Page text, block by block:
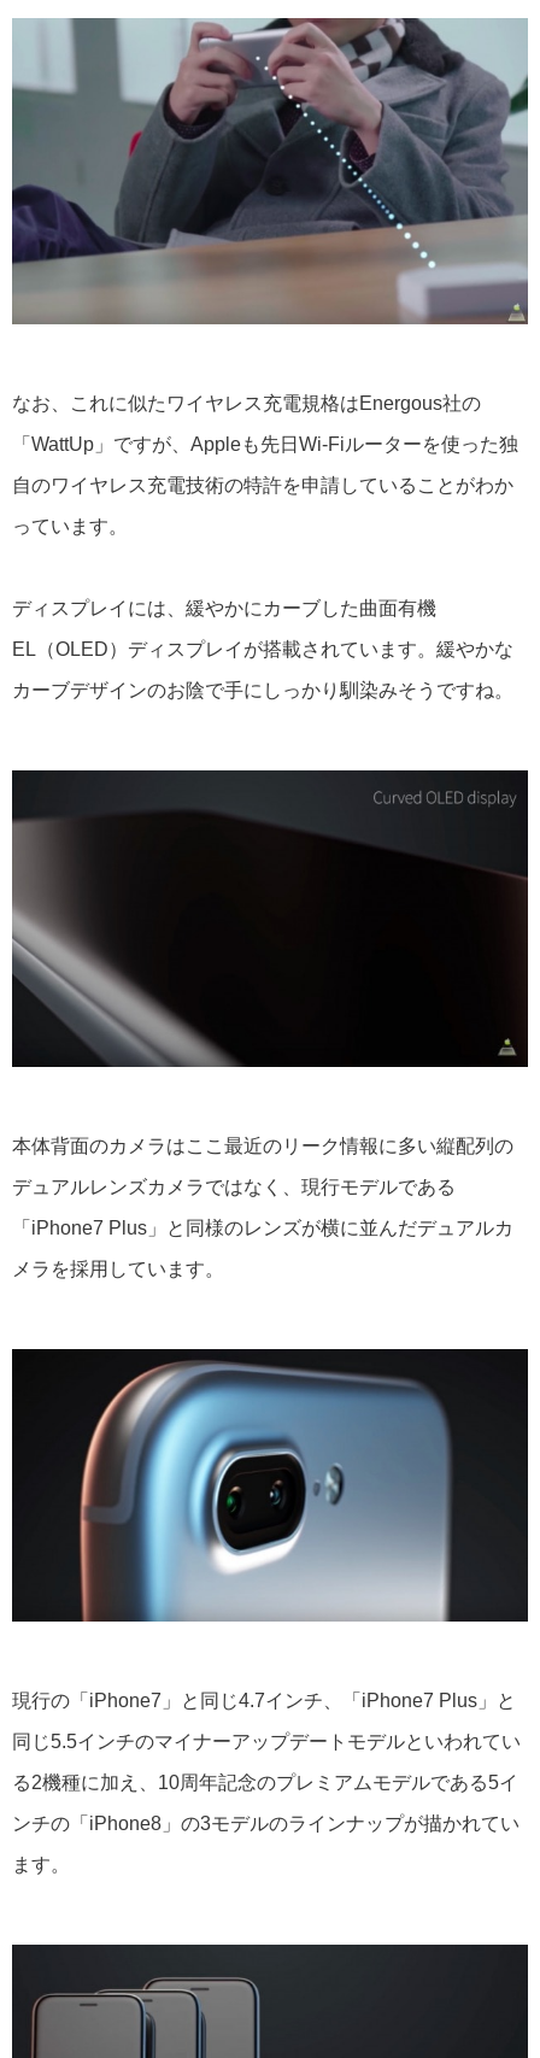
なお、これに似たワイヤレス充電規格はEnergous社の
「WattUp」ですが、Appleも先日Wi-Fiルーターを使った独
自のワイヤレス充電技術の特許を申請していることがわか
っています。
ディスプレイには、緩やかにカーブした曲面有機
EL（OLED）ディスプレイが搭載されています。緩やかな
カーブデザインのお陰で手にしっかり馴染みそうですね。
本体背面のカメラはここ最近のリーク情報に多い縦配列の
デュアルレンズカメラではなく、現行モデルである
「iPhone7 Plus」と同様のレンズが横に並んだデュアルカ
メラを採用しています。
現行の「iPhone7」と同じ4.7インチ、「iPhone7 Plus」と
同じ5.5インチのマイナーアップデートモデルといわれてい
る2機種に加え、10周年記念のプレミアムモデルである5イ
ンチの「iPhone8」の3モデルのラインナップが描かれてい
ます。